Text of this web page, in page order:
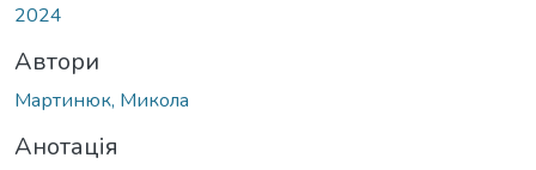
2024
Автори
Мартинюк, Микола
Анотація